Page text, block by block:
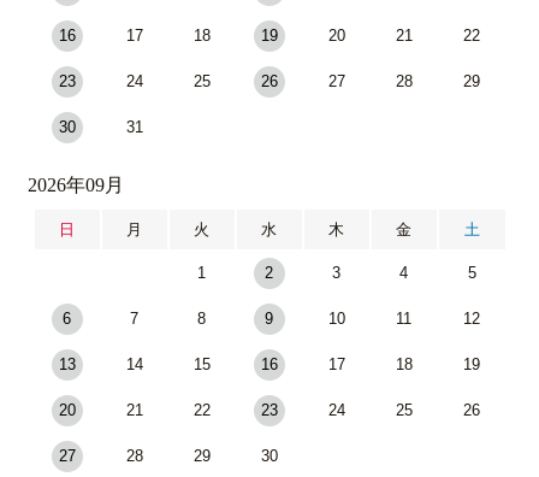
16 17 18 19 20 21 22
23 24 25 26 27 28 29
30 31
2026年09月
日 月 火 水 木 金 土
1 2 3 4 5
6 7 8 9 10 11 12
13 14 15 16 17 18 19
20 21 22 23 24 25 26
27 28 29 30